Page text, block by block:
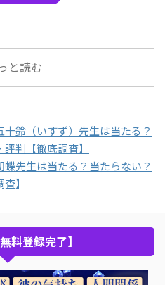
と読む
鈴（いすず）先生は当たる？
判【徹底調査】
先生は当たる？当たらない？
】
料登録完了】